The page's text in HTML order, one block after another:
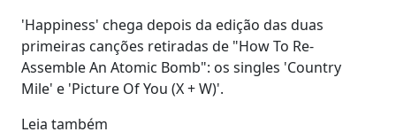
'Happiness' chega depois da edição das duas
primeiras canções retiradas de "How To Re-
Assemble An Atomic Bomb": os singles 'Country
Mile' e 'Picture Of You (X + W)'.
Leia também